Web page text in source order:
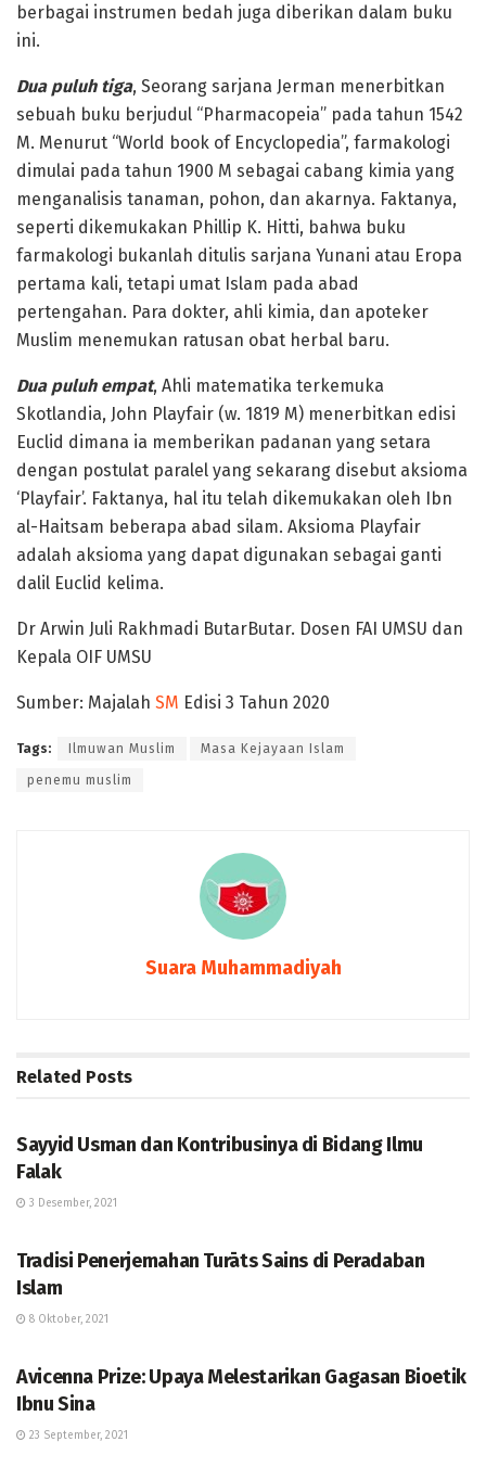
berbagai instrumen bedah juga diberikan dalam buku
ini.
Dua puluh tiga, Seorang sarjana Jerman menerbitkan
sebuah buku berjudul “Pharmacopeia” pada tahun 1542
M. Menurut “World book of Encyclopedia”, farmakologi
dimulai pada tahun 1900 M sebagai cabang kimia yang
menganalisis tanaman, pohon, dan akarnya. Faktanya,
seperti dikemukakan Phillip K. Hitti, bahwa buku
farmakologi bukanlah ditulis sarjana Yunani atau Eropa
pertama kali, tetapi umat Islam pada abad
pertengahan. Para dokter, ahli kimia, dan apoteker
Muslim menemukan ratusan obat herbal baru.
Dua puluh empat, Ahli matematika terkemuka
Skotlandia, John Playfair (w. 1819 M) menerbitkan edisi
Euclid dimana ia memberikan padanan yang setara
dengan postulat paralel yang sekarang disebut aksioma
‘Playfair’. Faktanya, hal itu telah dikemukakan oleh Ibn
al-Haitsam beberapa abad silam. Aksioma Playfair
adalah aksioma yang dapat digunakan sebagai ganti
dalil Euclid kelima.
Dr Arwin Juli Rakhmadi ButarButar. Dosen FAI UMSU dan
Kepala OIF UMSU
Sumber: Majalah SM Edisi 3 Tahun 2020
Tags: Ilmuwan Muslim Masa Kejayaan Islam
penemu muslim
Suara Muhammadiyah
Related Posts
Sayyid Usman dan Kontribusinya di Bidang Ilmu
Falak
3 Desember, 2021
Tradisi Penerjemahan Turāts Sains di Peradaban
Islam
8 Oktober, 2021
Avicenna Prize: Upaya Melestarikan Gagasan Bioetik
Ibnu Sina
23 September, 2021